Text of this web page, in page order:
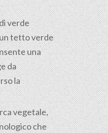
verde
tetto verde
una
da
la
vegetale,
che